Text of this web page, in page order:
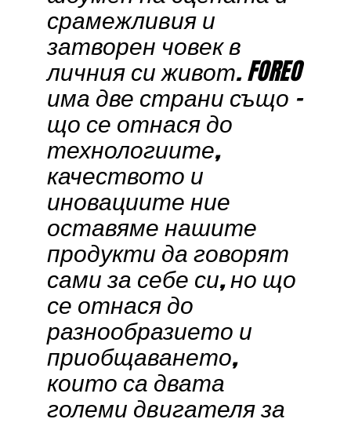
срамежливия и
затворен човек в
личния си живот. FOREO
има две страни също –
що се отнася до
технологиите,
качеството и
иновациите ние
оставяме нашите
продукти да говорят
сами за себе си, но що
се отнася до
разнообразието и
приобщаването,
които са двата
големи двигателя за